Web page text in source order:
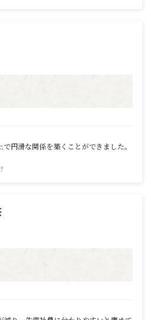
円滑な関係を築くことができました。